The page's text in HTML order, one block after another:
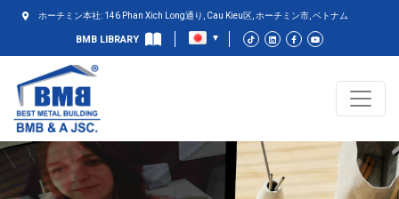
ホーチミン本社: 146 Phan Xich Long通り, Cau Kieu区, ホーチミン市, ベトナム
BMB LIBRARY